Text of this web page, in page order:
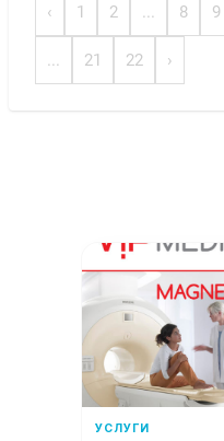
‹ 1 2 ... 8 9
... 21 22 ›
УСЛУГИ